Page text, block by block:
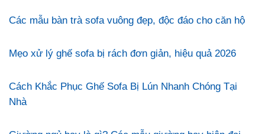
Các mẫu bàn trà sofa vuông đẹp, độc đáo cho căn hộ
Mẹo xử lý ghế sofa bị rách đơn giản, hiệu quả 2026
Cách Khắc Phục Ghế Sofa Bị Lún Nhanh Chóng Tại
Nhà